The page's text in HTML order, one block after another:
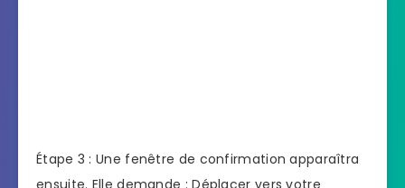
Étape 3 : Une fenêtre de confirmation apparaîtra